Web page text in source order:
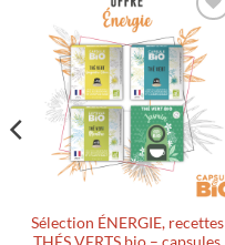
Ajouter
à la liste
d’envies
Sélection ÉNERGIE, recettes